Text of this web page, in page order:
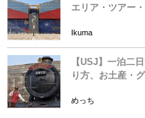
エリア・ツアー
Ikuma
【USJ】一泊二
り方、お土産・
めっち